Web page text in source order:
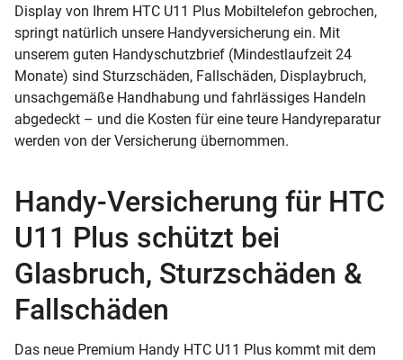
Display von Ihrem HTC U11 Plus Mobiltelefon gebrochen,
springt natürlich unsere Handyversicherung ein. Mit
unserem guten Handyschutzbrief (Mindestlaufzeit 24
Monate) sind Sturzschäden, Fallschäden, Displaybruch,
unsachgemäße Handhabung und fahrlässiges Handeln
abgedeckt – und die Kosten für eine teure Handyreparatur
werden von der Versicherung übernommen.
Handy-Versicherung für HTC
U11 Plus schützt bei
Glasbruch, Sturzschäden &
Fallschäden
Das neue Premium Handy HTC U11 Plus kommt mit dem